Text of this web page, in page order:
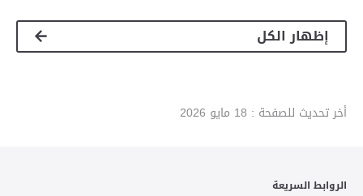
إظهار الكل
أخر تحديث للصفحة : 18 مايو 2026
الروابط السريعة